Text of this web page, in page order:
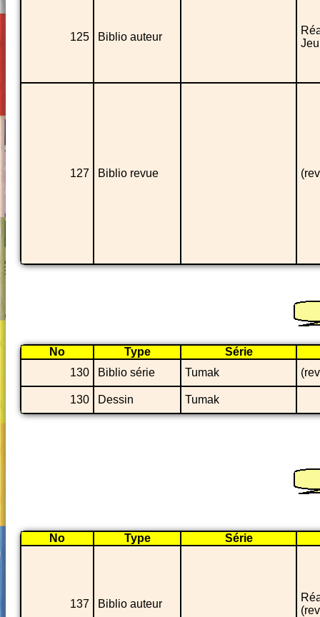
125 Biblio auteur
127 Biblio revue
No Type
Série
130
Biblio série Tumak
130 Dessin Tumak
No Type Série
137 Biblio auteur